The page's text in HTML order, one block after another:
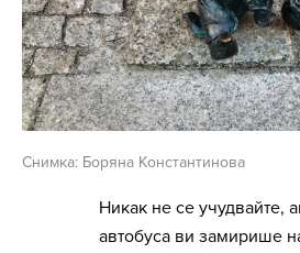
Снимка: Боряна Константинова
Никак не се учудвайте,
автобуса ви замирише